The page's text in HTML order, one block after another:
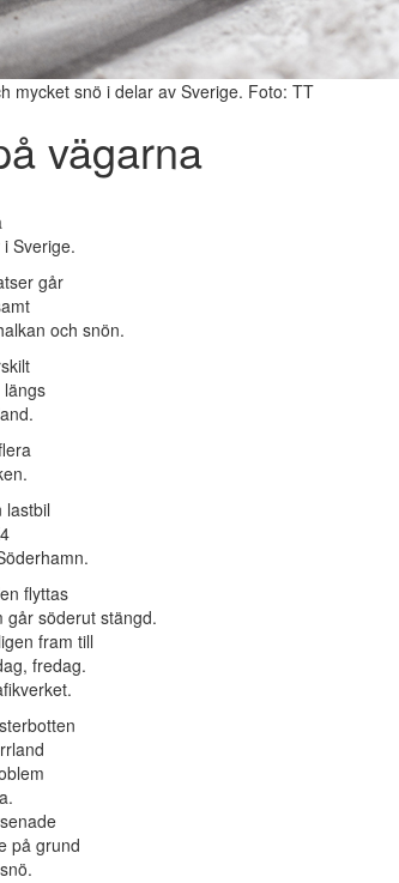
mycket snö i delar av Sverige. Foto: TT
vägarna
Sverige.
går
och snön.
längs
lastbil
flyttas
går söderut stängd.
fram till
fredag.
på grund